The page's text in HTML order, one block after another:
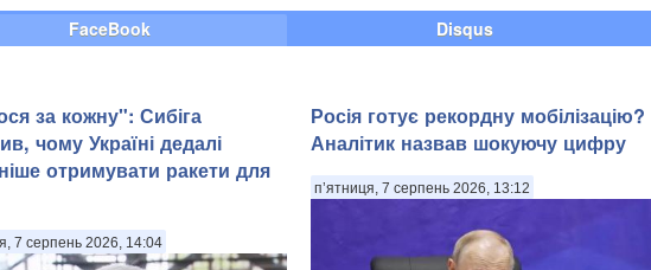
FaceBook Disqus
за кожну": Сибіга
чому Україні дедалі
отримувати ракети для
7 серпень 2026, 14:04
Росія готує рекордну мобілізацію?
Аналітик назвав шокуючу цифру
п’ятниця, 7 серпень 2026, 13:12